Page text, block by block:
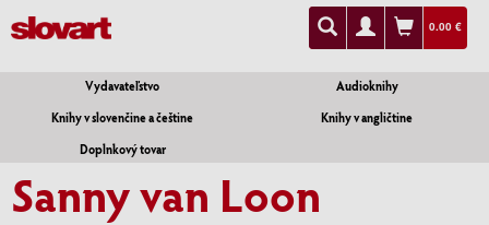
0.00 €
Vydavateľstvo
Audioknihy
Knihy v slovenčine a češtine
Knihy v angličtine
Doplnkový tovar
Sanny van Loon